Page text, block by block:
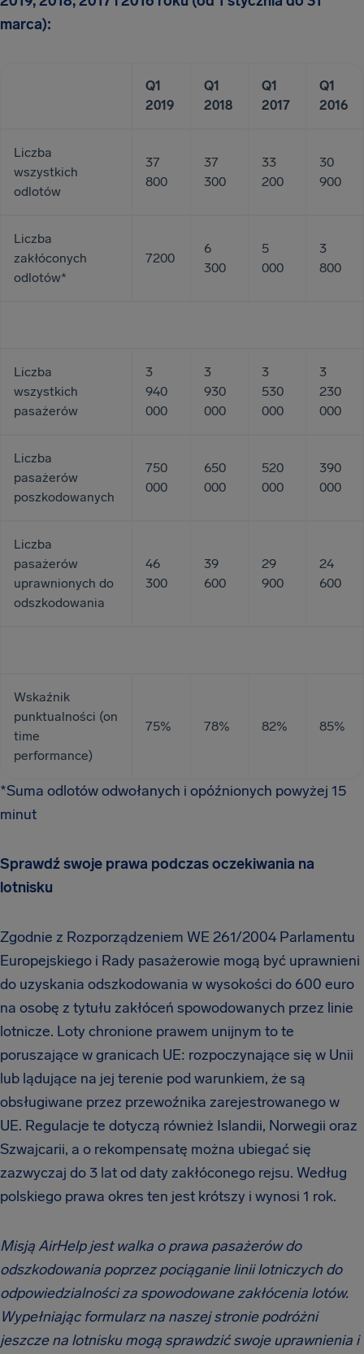
marca):
Q1
2019
Q1
2018
Q1
2017
Q1
2016
Liczba
wszystkich
odlotów
37
800
37
300
33
200
30
900
Liczba
zakłóconych
odlotów*
7200
6
300
5
000
3
800
Liczba
wszystkich
pasażerów
3
940
000
3
930
000
3
530
000
3
230
000
Liczba
pasażerów
poszkodowanych
750
000
650
000
520
000
390
000
Liczba
pasażerów
uprawnionych do
odszkodowania
46
300
39
600
29
900
24
600
Wskaźnik
punktualności (on
time
performance)
75% 78% 82% 85%
*Suma odlotów odwołanych i opóźnionych powyżej 15
minut
Sprawdź swoje prawa podczas oczekiwania na
lotnisku
Zgodnie z Rozporządzeniem WE 261/2004 Parlamentu
Europejskiego i Rady pasażerowie mogą być uprawnieni
do uzyskania odszkodowania w wysokości do 600 euro
na osobę z tytułu zakłóceń spowodowanych przez linie
lotnicze. Loty chronione prawem unijnym to te
poruszające w granicach UE: rozpoczynające się w Unii
lub lądujące na jej terenie pod warunkiem, że są
obsługiwane przez przewoźnika zarejestrowanego w
UE. Regulacje te dotyczą również Islandii, Norwegii oraz
Szwajcarii, a o rekompensatę można ubiegać się
zazwyczaj do 3 lat od daty zakłóconego rejsu. Według
polskiego prawa okres ten jest krótszy i wynosi 1 rok.
Misją AirHelp jest walka o prawa pasażerów do
odszkodowania poprzez pociąganie linii lotniczych do
odpowiedzialności za spowodowane zakłócenia lotów.
Wypełniając formularz na naszej stronie podróżni
jeszcze na lotnisku mogą sprawdzić swoje uprawnienia i